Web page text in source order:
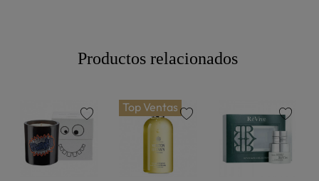
Productos relacionados
favorite
Top Ventas
favorite